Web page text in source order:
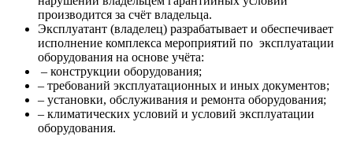
производится за счёт владельца.
Эксплуатант (владелец) разрабатывает и обеспечивает
исполнение комплекса мероприятий по эксплуатации
оборудования на основе учёта:
– конструкции оборудования;
– требований эксплуатационных и иных документов;
– установки, обслуживания и ремонта оборудования;
– климатических условий и условий эксплуатации
оборудования.